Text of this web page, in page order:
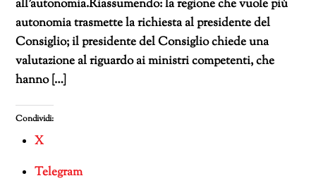
all’autonomia.Riassumendo: la regione che vuole più
autonomia trasmette la richiesta al presidente del
Consiglio; il presidente del Consiglio chiede una
valutazione al riguardo ai ministri competenti, che
hanno […]
Condividi:
X
Telegram